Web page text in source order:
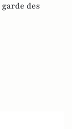
garde des